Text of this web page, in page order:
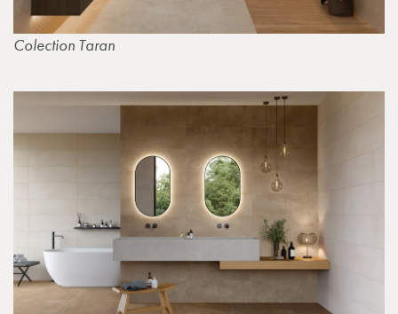
Colection Taran